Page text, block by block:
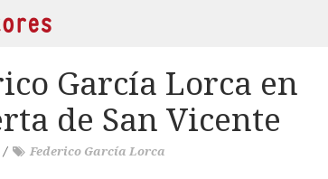
García Lorca en
de San Vicente
/ Federico García Lorca